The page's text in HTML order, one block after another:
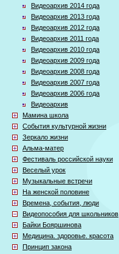
Видеоархив 2014 года
Видеоархив 2013 года
Видеоархив 2012 года
Видеоархив 2011 года
Видеоархив 2010 года
Видеоархив 2009 года
Видеоархив 2008 года
Видеоархив 2007 года
Видеоархив 2006 года
Видеоархив
Мамина школа
События культурной жизни
Зеркало жизни
Альма-матер
Фестиваль российской науки
Веселый урок
Музыкальные встречи
На женской половине
Времена, события, люди
Видеопособия для школьников
Байки Бояршинова
Медицина. здоровье. красота
Принцип закона